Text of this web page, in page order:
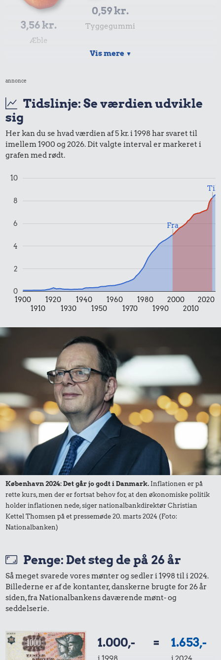
3,56 kr.
Æble
0,59 kr.
Tyggegummi
Priser i 2024
Tyggegummi
Samlet pris i 2024
Udvalgte varer fra danskernes indkøbskurv gennem tiderne.
Priser i nutidskroner er estimeret af Oldmoney. Priser i
datidskroner er på baggrund af forbrugerprisindekset fra
Danmarks Statistik.
Vis mere ▼
annonce
Tidslinje: Se værdien udvikle
sig
Her kan du se hvad værdien af 5 kr. i 1998 har svaret til
imellem 1900 og 2026. Dit valgte interval er markeret i
grafen med rødt.
1900
1910
1920
1930
1940
1950
1960
1970
1980
1990
2000
2010
2020
0
2
4
6
8
10
Fra
Til
København 2024: Det går jo godt i Danmark. Inflationen er på
rette kurs, men der er fortsat behov for, at den økonomiske politik
holder inflationen nede, siger nationalbankdirektør Christian
Kettel Thomsen på et pressemøde 20. marts 2024 (Foto:
Nationalbanken)
Penge: Det steg de på 26 år
Så meget svarede vores mønter og sedler i 1998 til i 2024.
Billederne er af de kontanter, danskerne brugte for 26 år
siden, fra Nationalbankens daværende mønt- og
seddelserie.
1.000,- = 1.653,-